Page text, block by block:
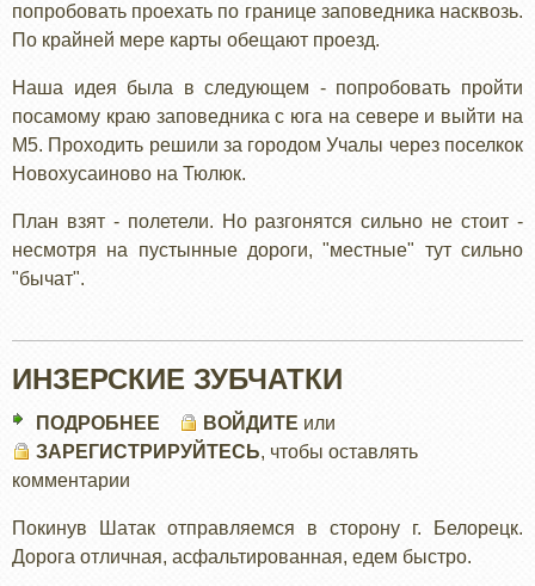
попробовать проехать по границе заповедника насквозь.
По крайней мере карты обещают проезд.
Наша идея была в следующем - попробовать пройти
посамому краю заповедника с юга на севере и выйти на
М5. Проходить решили за городом Учалы через поселкок
Новохусаиново на Тюлюк.
План взят - полетели. Но разгонятся сильно не стоит -
несмотря на пустынные дороги, "местные" тут сильно
"бычат".
ИНЗЕРСКИЕ ЗУБЧАТКИ
ПОДРОБНЕЕ
ИНЗЕРСКИЕ
ВОЙДИТЕ или
ЗАРЕГИСТРИРУЙТЕСЬ, чтобы оставлять
комментарии
Покинув Шатак отправляемся в сторону г. Белорецк.
Дорога отличная, асфальтированная, едем быстро.